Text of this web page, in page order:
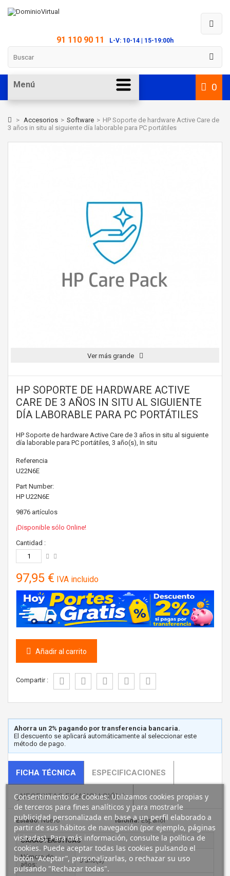
91 110 90 11 L-V: 10-14 | 15-19:00h
0
Menú
> Accesorios > Software > HP Soporte de hardware Active Care de
3 años in situ al siguiente día laborable para PC portátiles
Ver más grande
HP SOPORTE DE HARDWARE ACTIVE
CARE DE 3 AÑOS IN SITU AL SIGUIENTE
DÍA LABORABLE PARA PC PORTÁTILES
HP Soporte de hardware Active Care de 3 años in situ al siguiente
día laborable para PC portátiles, 3 año(s), In situ
Referencia
U22N6E
Part Number:
HP U22N6E
9876 artículos
¡Disponible sólo Online!
Cantidad :
97,95 € IVA incluido
Añadir al carrito
Compartir :
Ahorra un 2% pagando por transferencia bancaria.
El descuento se aplicará automáticamente al seleccionar este
método de pago.
FICHA TÉCNICA ESPECIFICACIONES
¿NECESITAS FINANCIACIÓN?
Estado:Nuevo Idioma:Español
CARACTERÍSTICAS
Número de
años:
3 año(s)
Consentimiento de Cookies: Utilizamos cookies propias y
de terceros para fines analíticos y para mostrarle
publicidad personalizada en base a un perfil elaborado a
partir de sus hábitos de navegación (por ejemplo, páginas
visitadas). Para más información, consulte la política de
cookies. Puede aceptar todas las cookies pulsando el
botón “Aceptar”, personalizarlas, o rechazar su uso
pulsando "Rechazar todas".